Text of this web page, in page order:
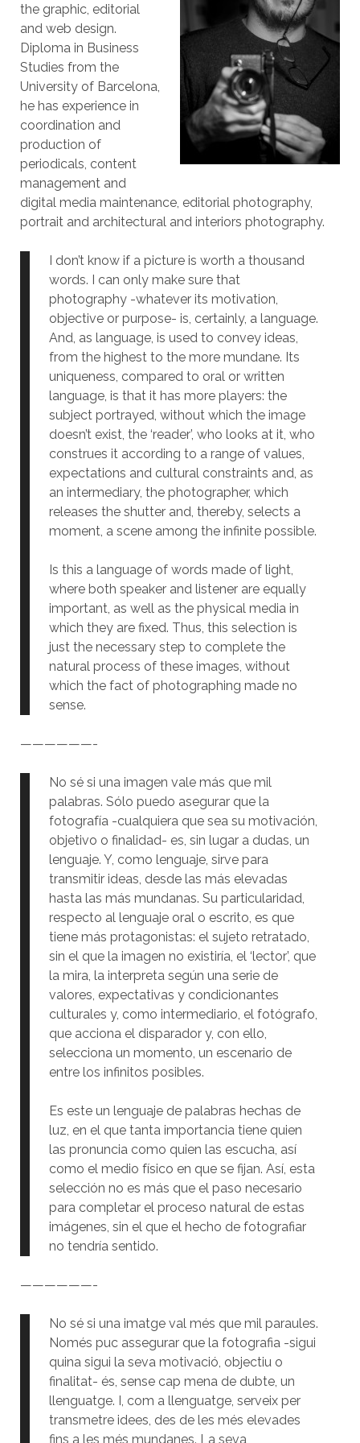
the graphic, editorial
and web design.
Diploma in Business
Studies from the
University of Barcelona,
he has experience in
coordination and
production of
periodicals, content
management and
digital media maintenance, editorial photography,
portrait and architectural and interiors photography.
I don’t know if a picture is worth a thousand
words. I can only make sure that
photography -whatever its motivation,
objective or purpose- is, certainly, a language.
And, as language, is used to convey ideas,
from the highest to the more mundane. Its
uniqueness, compared to oral or written
language, is that it has more players: the
subject portrayed, without which the image
doesn’t exist, the ‘reader’, who looks at it, who
construes it according to a range of values,
expectations and cultural constraints and, as
an intermediary, the photographer, which
releases the shutter and, thereby, selects a
moment, a scene among the infinite possible.
Is this a language of words made of light,
where both speaker and listener are equally
important, as well as the physical media in
which they are fixed. Thus, this selection is
just the necessary step to complete the
natural process of these images, without
which the fact of photographing made no
sense.
——————-
No sé si una imagen vale más que mil
palabras. Sólo puedo asegurar que la
fotografía -cualquiera que sea su motivación,
objetivo o finalidad- es, sin lugar a dudas, un
lenguaje. Y, como lenguaje, sirve para
transmitir ideas, desde las más elevadas
hasta las más mundanas. Su particularidad,
respecto al lenguaje oral o escrito, es que
tiene más protagonistas: el sujeto retratado,
sin el que la imagen no existiría, el ‘lector’, que
la mira, la interpreta según una serie de
valores, expectativas y condicionantes
culturales y, como intermediario, el fotógrafo,
que acciona el disparador y, con ello,
selecciona un momento, un escenario de
entre los infinitos posibles.
Es este un lenguaje de palabras hechas de
luz, en el que tanta importancia tiene quien
las pronuncia como quien las escucha, así
como el medio físico en que se fijan. Así, esta
selección no es más que el paso necesario
para completar el proceso natural de estas
imágenes, sin el que el hecho de fotografiar
no tendría sentido.
——————-
No sé si una imatge val més que mil paraules.
Només puc assegurar que la fotografia -sigui
quina sigui la seva motivació, objectiu o
finalitat- és, sense cap mena de dubte, un
llenguatge. I, com a llenguatge, serveix per
transmetre idees, des de les més elevades
fins a les més mundanes. La seva